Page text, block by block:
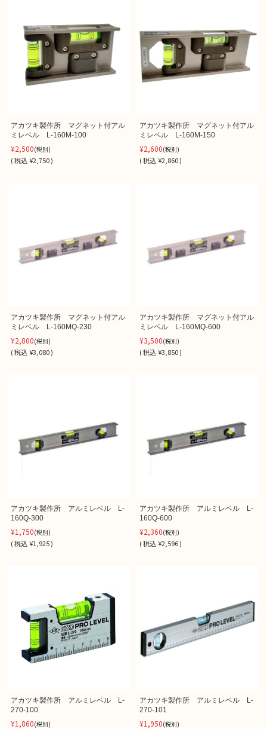
アカツキ製作所 マグネット付アル
ミレベル L-160M-100
¥2,500(税別)
(税込¥2,750 )
アカツキ製作所 マグネット付アル
ミレベル L-160M-150
¥2,600(税別)
(税込 ¥2,860 )
アカツキ製作所 マグネット付アル
ミレベル L-160MQ-230
¥2,800(税別)
(税込¥3,080 )
アカツキ製作所 マグネット付アル
ミレベル L-160MQ-600
¥3,500(税別)
(税込 ¥3,850 )
アカツキ製作所 アルミレベル L-
160Q-300
¥1,750(税別)
(税込¥1,925 )
アカツキ製作所 アルミレベル L-
160Q-600
¥2,360(税別)
(税込 ¥2,596 )
アカツキ製作所 アルミレベル L-
270-100
¥1,860(税別)
アカツキ製作所 アルミレベル L-
270-101
¥1,950(税別)